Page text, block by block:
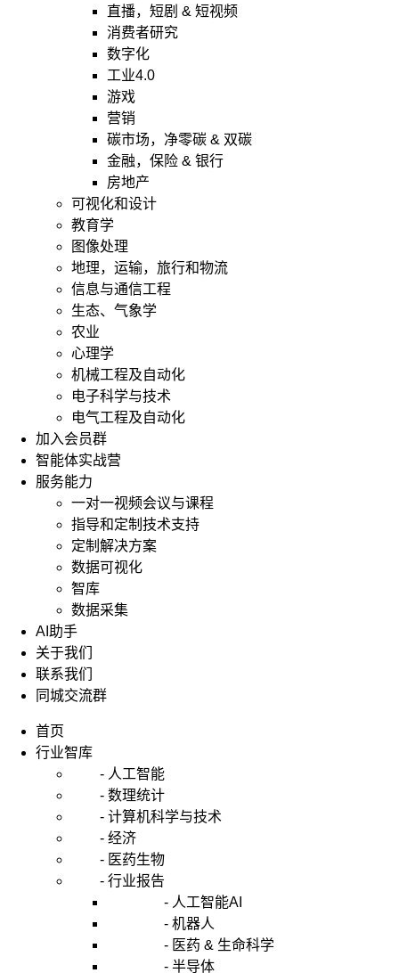
直播，短剧 & 短视频
消费者研究
数字化
工业4.0
游戏
营销
碳市场，净零碳 & 双碳
金融，保险 & 银行
房地产
可视化和设计
教育学
图像处理
地理，运输，旅行和物流
信息与通信工程
生态、气象学
农业
心理学
机械工程及自动化
电子科学与技术
电气工程及自动化
加入会员群
智能体实战营
服务能力
一对一视频会议与课程
指导和定制技术支持
定制解决方案
数据可视化
智库
数据采集
AI助手
关于我们
联系我们
同城交流群
首页
行业智库
- 人工智能
- 数理统计
- 计算机科学与技术
- 经济
- 医药生物
- 行业报告
- 人工智能AI
- 机器人
- 医药 & 生命科学
- 半导体